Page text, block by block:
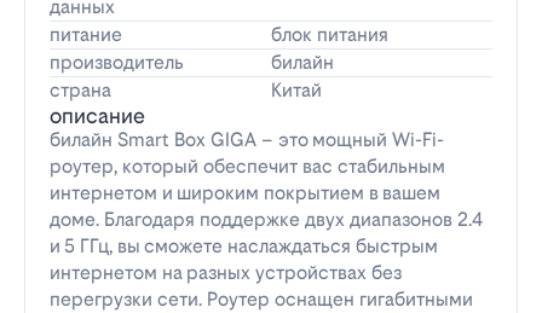
данных
питание
блок питания
производитель
билайн
страна
Китай
описание
билайн Smart Box GIGA – это мощный Wi-Fi-
роутер, который обеспечит вас стабильным
интернетом и широким покрытием в вашем
доме. Благодаря поддержке двух диапазонов 2.4
и 5 ГГц, вы сможете наслаждаться быстрым
интернетом на разных устройствах без
перегрузки сети. Роутер оснащен гигабитными